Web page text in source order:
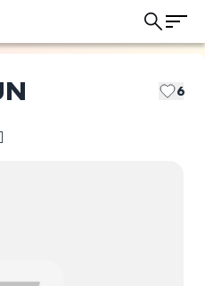
6
きは終了しました